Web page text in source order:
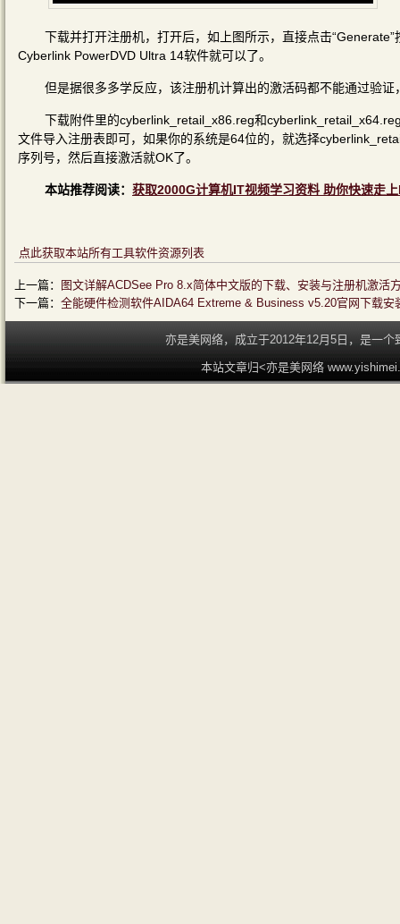
下载并打开注册机，打开后，如上图所示，直接点击
Cyberlink PowerDVD Ultra 14软件就可以了。
但是据很多多学反应，该注册机计算出的激活码都不能通过验
下载附件里的cyberlink_retail_x86.reg和
文件导入注册表即可，如果你的系统是64位的，就选择
序列号，然后直接激活就OK了。
本站推荐阅读： 获取2000G计算机IT视频学习资料 助你快速走
点此获取本站所有工具软件资源列表
上一篇：
图文详解ACDSee Pro 8.x简体中文版的下载、安装与注册机激活
下一篇： 全能硬件检测软件AIDA64 Extreme & Business v5.20官网下载安
亦是美网络，成立于2012年12月5日，是一
本站文章归<亦是美网络